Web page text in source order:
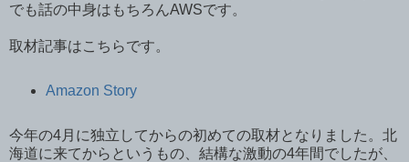
でも話の中身はもちろんAWSです。
取材記事はこちらです。
Amazon Story
今年の4月に独立してからの初めての取材となりました。北
海道に来てからというもの、結構な激動の4年間でしたが、